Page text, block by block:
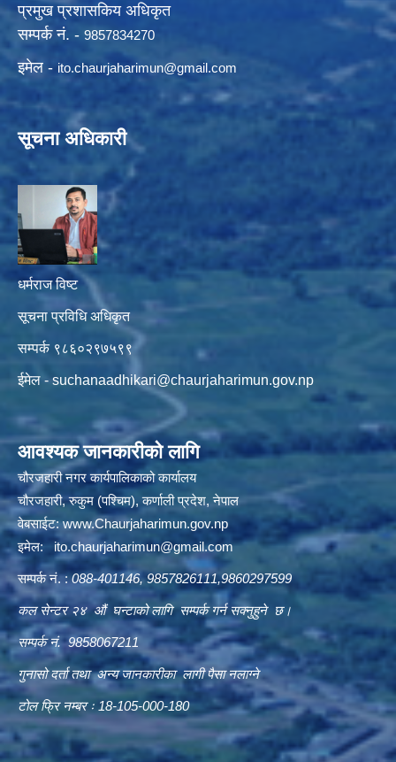
प्रमुख प्रशासकिय अधिकृत
सम्पर्क नं. - 9857834270
इमेल - ito.chaurjaharimun@gmail.com
सूचना अधिकारी
धर्मराज विष्ट
सूचना प्रविधि अधिकृत
सम्पर्क ९८६०२९७५९९
ईमेल -suchanaadhikari@chaurjaharimun.gov.np
आवश्यक जानकारीको लागि
चौरजहारी नगर कार्यपालिकाको कार्यालय
चौरजहारी, रुकुम (पश्चिम), कर्णाली प्रदेश, नेपाल
वेबसाईट:www.Chaurjaharimun.gov.np
इमेल: ito.chaurjaharimun@gmail.com
सम्पर्क नं. :088-401146, 9857826111,9860297599
कल सेन्टर २४ औं घन्टाको लागि सम्पर्क गर्न सक्नुहुने छ।
सम्पर्क नं. 9858067211
गुनासो दर्ता तथा अन्य जानकारीका लागी पैसा नलाग्ने
टोल फ्रि नम्बर ः 18-105-000-180